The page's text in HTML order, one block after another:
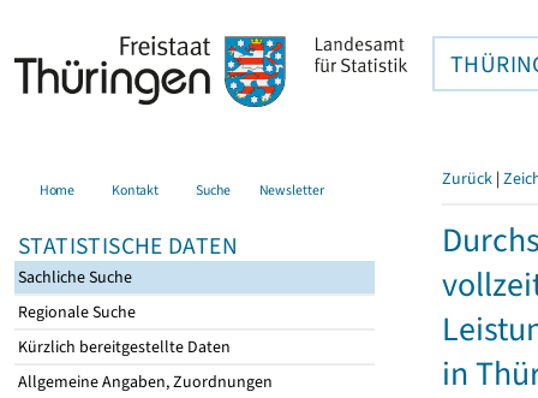
Home Kontakt Suche Newsletter
STATISTISCHE DATEN
Sachliche Suche
Regionale Suche
Kürzlich bereitgestellte Daten
Allgemeine Angaben, Zuordnungen
Zurück |
in